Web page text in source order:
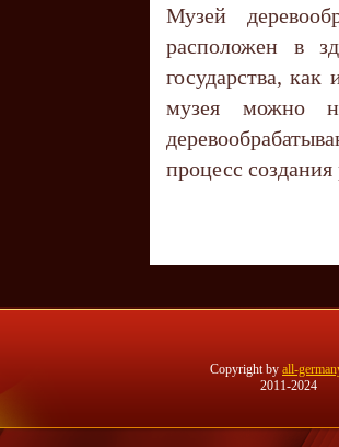
Музей
расположен в
государства,
музея можно
процесс
Copyright by all-
2011-2024